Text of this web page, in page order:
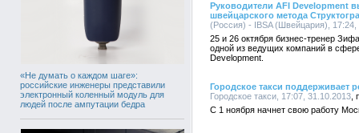
«Не думать о каждом шаге»:
российские инженеры представили
электронный коленный модуль для
людей после ампутации бедра
Руководители AFI Development
швейцарского метода
(Россия) - IBSA (Швейцария), 17:24,
25 и 26 октября бизнес-тренер
одной из ведущих компаний в
Development.
Городское такси поддерживает
Городское такси, 17:07, 31.10.2013
С 1 ноября начнет свою работу